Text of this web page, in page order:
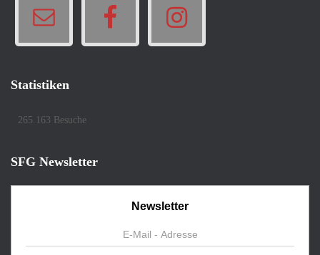
Statistiken
265.163 Besuche
SFG Newsletter
Newsletter